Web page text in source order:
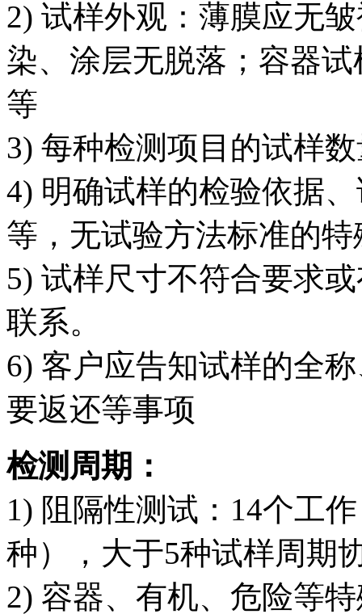
2) 试样外观：薄膜应无
染、涂层无脱落；容器
等
3) 每种检测项目的试样
4) 明确试样的检验依据
等，无试验方法标准的
5) 试样尺寸不符合要求
联系。
6) 客户应告知试样的全
要返还等事项
检测周期：
1) 阻隔性测试：14个工
种），大于5种试样周期
2) 容器、有机、危险等